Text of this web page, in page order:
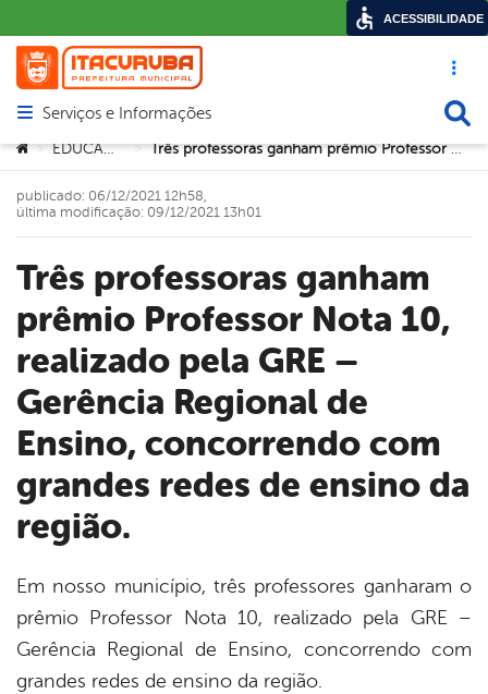
Acesso
Abrir menu principal de navegação
Serviços e Informações
Você está aqui:
> EDUCAÇÃO > Três professoras ganham prêmio Professor Nota 10, realizado pela GRE – Gerência Regional de Ensino, concorrendo com grandes redes de ensino da região.
Três professoras ganham
prêmio Professor Nota 10,
realizado pela GRE –
Gerência Regional de
Ensino, concorrendo com
grandes redes de ensino da
região.
publicado: 06/12/2021 12h58,
última modificação: 09/12/2021 13h01
Em nosso município, três professores ganharam o
prêmio Professor Nota 10, realizado pela GRE –
Gerência Regional de Ensino, concorrendo com
grandes redes de ensino da região.
ACESSIBILIDADE